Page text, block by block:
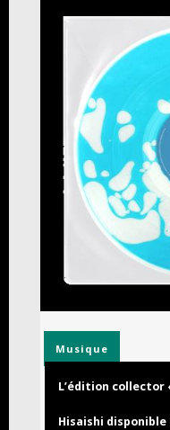
Musique
L’édition collector
Hisaishi